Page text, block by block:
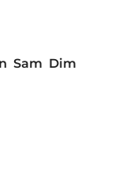
Sam Dim